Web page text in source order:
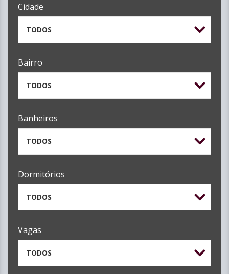
Cidade
TODOS
Bairro
TODOS
Banheiros
TODOS
Dormitórios
TODOS
Vagas
TODOS